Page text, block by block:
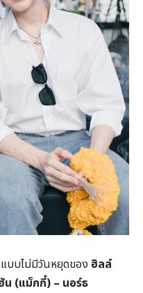
บบไม่มีวันหยุดของ ฮิลล์
น (แม็กกี้) – นอร์ธ